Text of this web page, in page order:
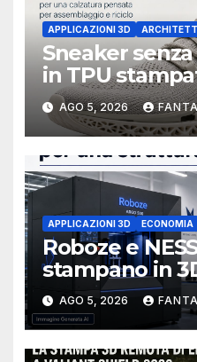
APPLICAZIONI 3D
Sneaker
in TPU
AGO 5, 2026
APPLICAZIONI 3D ECONOMIA
Roboze e
stampano in
CubeSat 3U in
AGO 5, 2026